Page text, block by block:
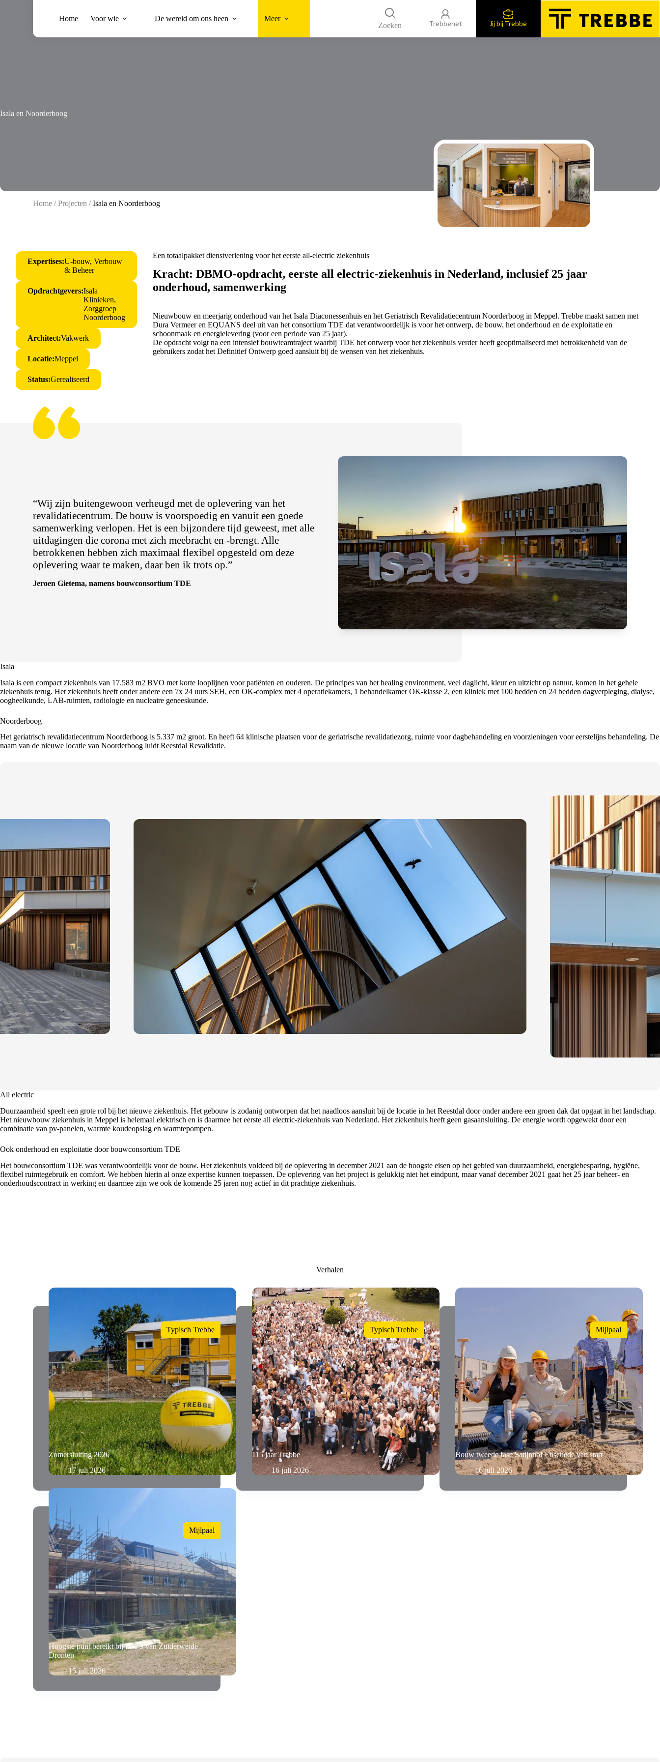
Home Voor wie De wereld om ons heen
Meer
Zoeken
Trebbenet Jij bij Trebbe
Isala en Noorderboog
Home /Projecten /Isala en Noorderboog
Expertises:U-bouw, Verbouw
& Beheer
Opdrachtgevers:Isala
Klinieken,
Zorggroep
Noorderboog
Architect:Vakwerk
Locatie:Meppel
Status:Gerealiseerd
Een totaalpakket dienstverlening voor het eerste all-electric ziekenhuis
Kracht: DBMO-opdracht, eerste all electric-ziekenhuis in Nederland, inclusief 25 jaar
onderhoud, samenwerking
Nieuwbouw en meerjarig onderhoud van het Isala Diaconessenhuis en het Geriatrisch Revalidatiecentrum Noorderboog in Meppel. Trebbe maakt samen met
Dura Vermeer en EQUANS deel uit van het consortium TDE dat verantwoordelijk is voor het ontwerp, de bouw, het onderhoud en de exploitatie en
schoonmaak en energielevering (voor een periode van 25 jaar).
De opdracht volgt na een intensief bouwteamtraject waarbij TDE het ontwerp voor het ziekenhuis verder heeft geoptimaliseerd met betrokkenheid van de
gebruikers zodat het Definitief Ontwerp goed aansluit bij de wensen van het ziekenhuis.
“Wij zijn buitengewoon verheugd met de oplevering van het
revalidatiecentrum. De bouw is voorspoedig en vanuit een goede
samenwerking verlopen. Het is een bijzondere tijd geweest, met alle
uitdagingen die corona met zich meebracht en -brengt. Alle
betrokkenen hebben zich maximaal flexibel opgesteld om deze
oplevering waar te maken, daar ben ik trots op.”
Jeroen Gietema, namens bouwconsortium TDE
Isala
Isala is een compact ziekenhuis van 17.583 m2 BVO met korte looplijnen voor patiënten en ouderen. De principes van het healing environment, veel daglicht, kleur en uitzicht op natuur, komen in het gehele
ziekenhuis terug. Het ziekenhuis heeft onder andere een 7x 24 uurs SEH, een OK-complex met 4 operatiekamers, 1 behandelkamer OK-klasse 2, een kliniek met 100 bedden en 24 bedden dagverpleging, dialyse,
oogheelkunde, LAB-ruimten, radiologie en nucleaire geneeskunde.
Noorderboog
Het geriatrisch revalidatiecentrum Noorderboog is 5.337 m2 groot. En heeft 64 klinische plaatsen voor de geriatrische revalidatiezorg, ruimte voor dagbehandeling en voorzieningen voor eerstelijns behandeling. De
naam van de nieuwe locatie van Noorderboog luidt Reestdal Revalidatie.
All electric
Duurzaamheid speelt een grote rol bij het nieuwe ziekenhuis. Het gebouw is zodanig ontworpen dat het naadloos aansluit bij de locatie in het Reestdal door onder andere een groen dak dat opgaat in het landschap.
Het nieuwbouw ziekenhuis in Meppel is helemaal elektrisch en is daarmee het eerste all electric-ziekenhuis van Nederland. Het ziekenhuis heeft geen gasaansluiting. De energie wordt opgewekt door een
combinatie van pv-panelen, warmte koudeopslag en warmtepompen.
Ook onderhoud en exploitatie door bouwconsortium TDE
Het bouwconsortium TDE was verantwoordelijk voor de bouw. Het ziekenhuis voldeed bij de oplevering in december 2021 aan de hoogste eisen op het gebied van duurzaamheid, energiebesparing, hygiëne,
flexibel ruimtegebruik en comfort. We hebben hierin al onze expertise kunnen toepassen. De oplevering van het project is gelukkig niet het eindpunt, maar vanaf december 2021 gaat het 25 jaar beheer- en
onderhoudscontract in werking en daarmee zijn we ook de komende 25 jaren nog actief in dit prachtige ziekenhuis.
Verhalen
Typisch Trebbe
Zomersluiting 2026
17 juli 2026
Typisch Trebbe
115 jaar Trebbe
16 juli 2026
Mijlpaal
Bouw tweede fase Satijnhof Enschede van start
16 juli 2026
Mijlpaal
Hoogste punt bereikt bij fase 3 van Zuiderweide
Dronten
15 juli 2026